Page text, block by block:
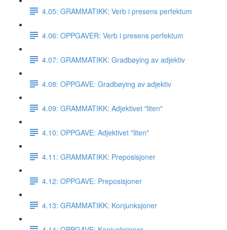
4.05: GRAMMATIKK: Verb i presens perfektum
4.06: OPPGAVER: Verb i presens perfektum
4.07: GRAMMATIKK: Gradbøying av adjektiv
4.08: OPPGAVE: Gradbøying av adjektiv
4.09: GRAMMATIKK: Adjektivet "liten"
4.10: OPPGAVE: Adjektivet "liten"
4.11: GRAMMATIKK: Preposisjoner
4.12: OPPGAVE: Preposisjoner
4.13: GRAMMATIKK: Konjunksjoner